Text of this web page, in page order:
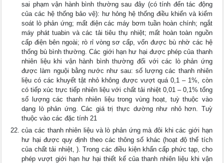
sai phạm vận hành bình thường sau đây (có tính đến tác động
của các hệ thống bảo vệ): hư hỏng hệ thống điều khiển và kiểm
soát lò phản ứng; mất điện các máy bơm tuần hoàn chính; ngắt
máy phát tuabin và các tải tiêu thụ nhiệt; mất hoàn toàn nguồn
cấp điện bên ngoài; rò rỉ vòng sơ cấp, vốn được bù nhờ các hệ
thống bù bình thường. Các giới hạn hư hại được phép của thanh
nhiên liệu khi vận hành bình thường đối với các lò phản ứng
được làm nguội bằng nước như sau: số lượng các thanh nhiên
liệu có các khuyết tật nhỏ không được vượt quá 0,1 – 1%, còn
có tiếp xúc trực tiếp nhiên liệu với chất tải nhiệt 0,01 – 0,1% tổng
số lượng các thanh nhiên liệu trong vùng hoạt, tuỳ thuộc vào
dạng lò phản ứng. Các giá trị thực dường như nhỏ hơn. Tuỳ
thuộc vào các đặc tính 21
của các thanh nhiên liệu và lò phản ứng mà đôi khi các giới hạn
hư hại được quy định theo các thông số khác (hoạt độ thể tích
của chất tải nhiệt, ). Trong các điều kiện khẩn cấp phức tạp, cho
phép vượt giới hạn hư hại thiết kế của thanh nhiên liệu khi vận